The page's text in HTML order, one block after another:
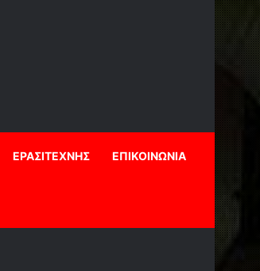
ΕΡΑΣΙΤΕΧΝΗΣ ΕΠΙΚΟΙΝΩΝΙΑ